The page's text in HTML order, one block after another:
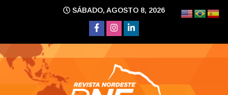
SÁBADO, AGOSTO 8, 2026